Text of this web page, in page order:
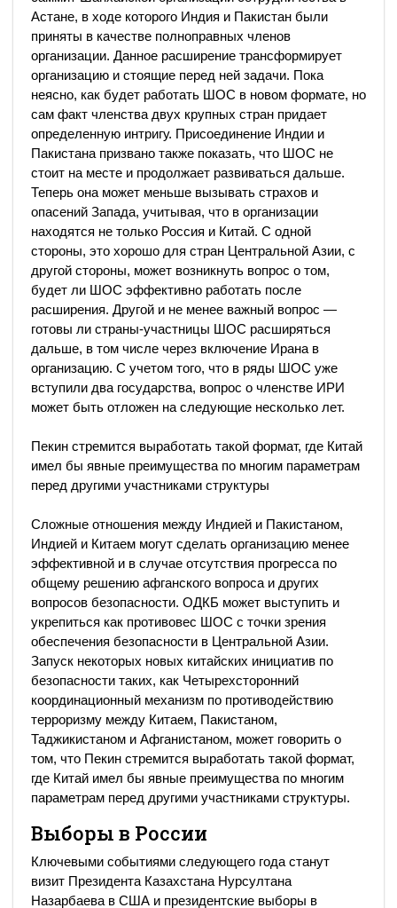
Астане, в ходе которого Индия и Пакистан были
приняты в качестве полноправных членов
организации. Данное расширение трансформирует
организацию и стоящие перед ней задачи. Пока
неясно, как будет работать ШОС в новом формате, но
сам факт членства двух крупных стран придает
определенную интригу. Присоединение Индии и
Пакистана призвано также показать, что ШОС не
стоит на месте и продолжает развиваться дальше.
Теперь она может меньше вызывать страхов и
опасений Запада, учитывая, что в организации
находятся не только Россия и Китай. С одной
стороны, это хорошо для стран Центральной Азии, с
другой стороны, может возникнуть вопрос о том,
будет ли ШОС эффективно работать после
расширения. Другой и не менее важный вопрос —
готовы ли страны-участницы ШОС расширяться
дальше, в том числе через включение Ирана в
организацию. С учетом того, что в ряды ШОС уже
вступили два государства, вопрос о членстве ИРИ
может быть отложен на следующие несколько лет.
Пекин стремится выработать такой формат, где Китай
имел бы явные преимущества по многим параметрам
перед другими участниками структуры
Сложные отношения между Индией и Пакистаном,
Индией и Китаем могут сделать организацию менее
эффективной и в случае отсутствия прогресса по
общему решению афганского вопроса и других
вопросов безопасности. ОДКБ может выступить и
укрепиться как противовес ШОС с точки зрения
обеспечения безопасности в Центральной Азии.
Запуск некоторых новых китайских инициатив по
безопасности таких, как Четырехсторонний
координационный механизм по противодействию
терроризму между Китаем, Пакистаном,
Таджикистаном и Афганистаном, может говорить о
том, что Пекин стремится выработать такой формат,
где Китай имел бы явные преимущества по многим
параметрам перед другими участниками структуры.
Выборы в России
Ключевыми событиями следующего года станут
визит Президента Казахстана Нурсултана
Назарбаева в США и президентские выборы в